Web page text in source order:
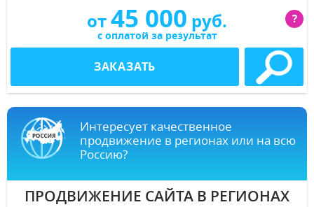
от45 000 руб. ?
с оплатой за результат
ЗАКАЗАТЬ
Интересует качественное
продвижение в регионах или на всю
Россию?
ПРОДВИЖЕНИЕ САЙТА В РЕГИОНАХ